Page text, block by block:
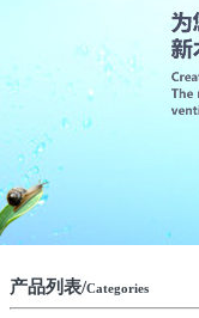
产品列表/Categories